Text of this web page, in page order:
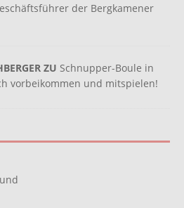
der Bergkamener
ZU Schnupper-Boule in
vorbeikommen und mitspielen!